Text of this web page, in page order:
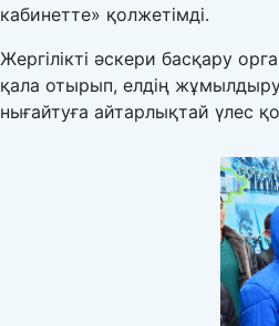
кабинетте» қолжетімді.
Жергілікті әскери басқару
қала отырып, елдің
нығайтуға айтарлықтай үлес